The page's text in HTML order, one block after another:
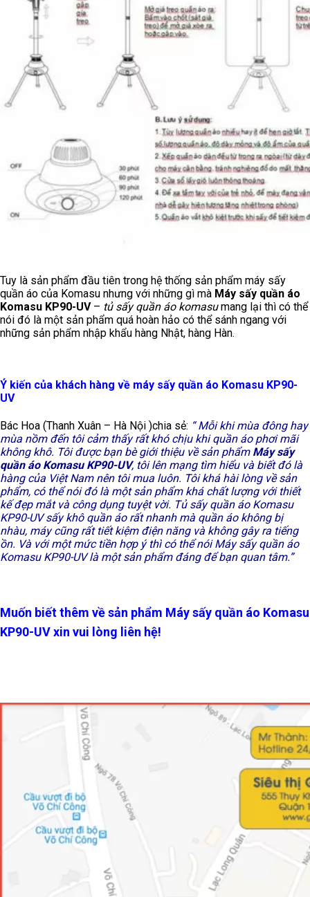
Tuy là sản phẩm đầu tiên trong hệ thống sản phẩm máy sấy
quần áo của Komasu nhưng với những gì mà Máy sấy quần áo
Komasu KP90-UV– tủ sấy quần áo komasumang lại thì có thể
nói đó là một sản phẩm quá hoàn hảo có thể sánh ngang với
những sản phẩm nhập khẩu hàng Nhật, hàng Hàn.
Ý kiến của khách hàng về máy sấy quần áo Komasu KP90-
UV
Bác Hoa (Thanh Xuân – Hà Nội )chia sẻ: “ Mỗi khi mùa đông hay
mùa nồm đến tôi cảm thấy rất khó chịu khi quần áo phơi mãi
không khô. Tôi được bạn bè giới thiệu về sản phẩm Máy sấy
quần áo Komasu KP90-UV, tôi lên mạng tìm hiểu và biết đó là
hàng của Việt Nam nên tôi mua luôn. Tôi khá hài lòng về sản
phẩm, có thể nói đó là một sản phẩm khá chất lượng với thiết
kế đẹp mắt và công dụng tuyệt vời. Tủ sấy quần áo Komasu
KP90-UV sấy khô quần áo rất nhanh mà quần áo không bị
nhàu, máy cũng rất tiết kiệm điện năng và không gây ra tiếng
ồn. Và với một mức tiền hợp ý thì có thể nói Máy sấy quần áo
Komasu KP90-UV là một sản phẩm đáng để bạn quan tâm.”
Muốn biết thêm về sản phẩm Máy sấy quần áo Komasu
KP90-UV xin vui lòng liên hệ!